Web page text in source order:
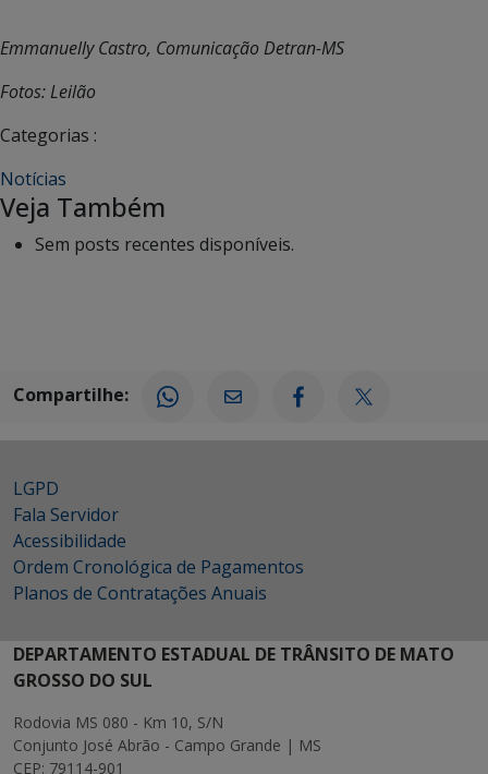
Emmanuelly Castro, Comunicação Detran-MS
Fotos: Leilão
Categorias :
Notícias
Veja Também
Sem posts recentes disponíveis.
Compartilhe:
LGPD
Fala Servidor
Acessibilidade
Ordem Cronológica de Pagamentos
Planos de Contratações Anuais
DEPARTAMENTO ESTADUAL DE TRÂNSITO DE MATO
GROSSO DO SUL
Rodovia MS 080 - Km 10, S/N
Conjunto José Abrão - Campo Grande | MS
CEP: 79114-901